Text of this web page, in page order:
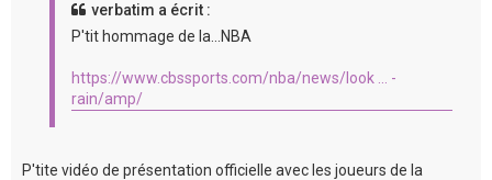
verbatim a écrit :
P'tit hommage de la...NBA
https://www.cbssports.com/nba/news/look ... -
rain/amp/
P'tite vidéo de présentation officielle avec les joueurs de la